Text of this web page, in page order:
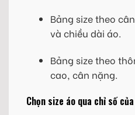
Bảng size theo
và chiều dài áo.
Bảng size theo
cao, cân nặng.
Chọn size áo qua chỉ số